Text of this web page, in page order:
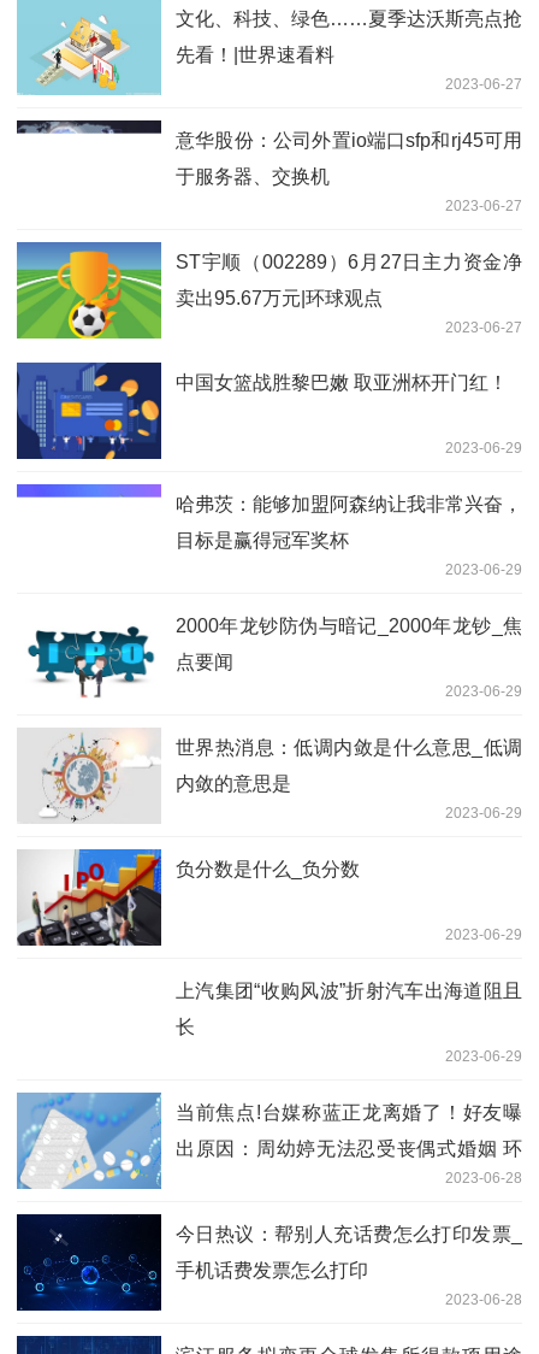
文化、科技、绿色……夏季达沃斯亮点抢
先看！|世界速看料
2023-06-27
意华股份：公司外置io端口sfp和rj45可用
于服务器、交换机
2023-06-27
ST宇顺（002289）6月27日主力资金净
卖出95.67万元|环球观点
2023-06-27
中国女篮战胜黎巴嫩 取亚洲杯开门红！
2023-06-29
哈弗茨：能够加盟阿森纳让我非常兴奋，
目标是赢得冠军奖杯
2023-06-29
2000年龙钞防伪与暗记_2000年龙钞_焦
点要闻
2023-06-29
世界热消息：低调内敛是什么意思_低调
内敛的意思是
2023-06-29
负分数是什么_负分数
2023-06-29
上汽集团“收购风波”折射汽车出海道阻且
长
2023-06-29
当前焦点!台媒称蓝正龙离婚了！好友曝
出原因：周幼婷无法忍受丧偶式婚姻 环
2023-06-28
今日热议：帮别人充话费怎么打印发票_
手机话费发票怎么打印
2023-06-28